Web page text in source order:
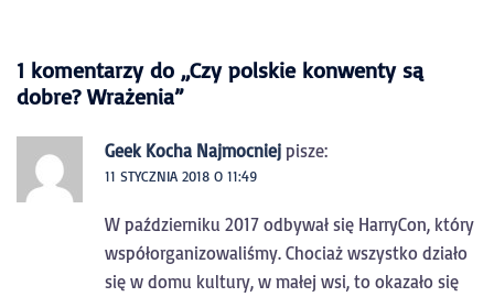
1 komentarzy do „Czy polskie konwenty są
dobre? Wrażenia”
Geek Kocha Najmocniej pisze:
11 STYCZNIA 2018 O 11:49
W październiku 2017 odbywał się HarryCon, który
współorganizowaliśmy. Chociaż wszystko działo
się w domu kultury, w małej wsi, to okazało się